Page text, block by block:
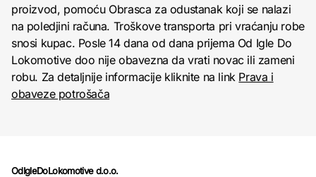
proizvod, pomoću Obrasca za odustanak koji se nalazi
na poledjini računa. Troškove transporta pri vraćanju robe
snosi kupac. Posle 14 dana od dana prijema Od Igle Do
Lokomotive doo nije obavezna da vrati novac ili zameni
robu. Za detaljnije informacije kliknite na link Prava i
obaveze potrošača
OdIgleDoLokomotive d.o.o.